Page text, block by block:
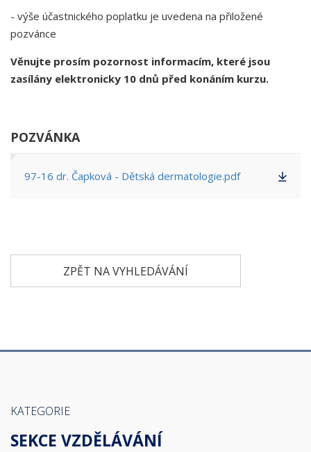
- výše účastnického poplatku je uvedena na přiložené
pozvánce
Věnujte prosím pozornost informacím, které jsou
zasílány elektronicky 10 dnů před konáním kurzu.
POZVÁNKA
97-16 dr. Čapková - Dětská dermatologie.pdf
ZPĚT NA VYHLEDÁVÁNÍ
KATEGORIE
SEKCE VZDĚLÁVÁNÍ